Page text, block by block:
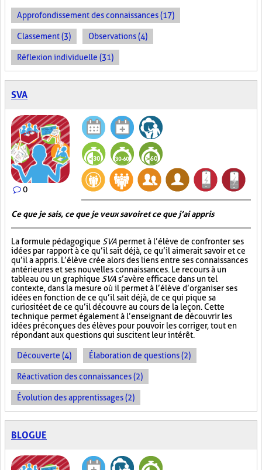
Approfondissement des connaissances (17)
Classement (3) Observations (4)
Réflexion individuelle (31)
SVA
0
Ce que je sais, ce que je veux savoir et ce que j’ai appris
La formule pédagogique SVA permet à l’élève de confronter ses
idées par rapport à ce qu’il sait déjà, ce qu’il aimerait savoir et ce
qu’il a appris. L’élève crée alors des liens entre ses connaissances
antérieures et ses nouvelles connaissances. Le recours à un
tableau ou un graphique SVA s’avère efficace dans un tel
contexte, dans la mesure où il permet à l’élève d’organiser ses
idées en fonction de ce qu’il sait déjà, de ce qui pique sa
curiosité et de ce qu’il découvre au cours de la leçon. Cette
technique permet également à l’enseignant de découvrir les
idées préconçues des élèves pour pouvoir les corriger, tout en
répondant aux questions qui suscitent leur intérêt.
Découverte (4) Élaboration de questions (2)
Réactivation des connaissances (2)
Évolution des apprentissages (2)
BLOGUE